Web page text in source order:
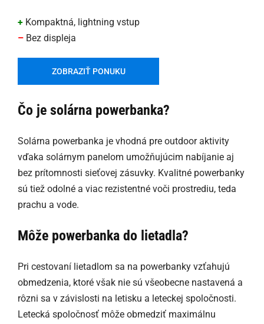
+ Kompaktná, lightning vstup
– Bez displeja
ZOBRAZIŤ PONUKU
Čo je solárna powerbanka?
Solárna powerbanka je vhodná pre outdoor aktivity
vďaka solárnym panelom umožňujúcim nabíjanie aj
bez prítomnosti sieťovej zásuvky. Kvalitné powerbanky
sú tiež odolné a viac rezistentné voči prostrediu, teda
prachu a vode.
Môže powerbanka do lietadla?
Pri cestovaní lietadlom sa na powerbanky vzťahujú
obmedzenia, ktoré však nie sú všeobecne nastavená a
rôzni sa v závislosti na letisku a leteckej spoločnosti.
Letecká spoločnosť môže obmedziť maximálnu